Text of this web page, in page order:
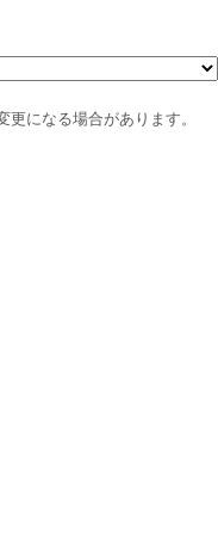
になる場合があります。